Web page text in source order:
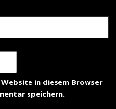
in diesem Browser
speichern.